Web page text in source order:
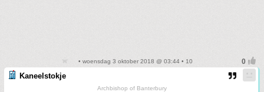
• woensdag 3 oktober 2018 @ 03:44 • 10
Kaneelstokje
Archbishop of Banterbury